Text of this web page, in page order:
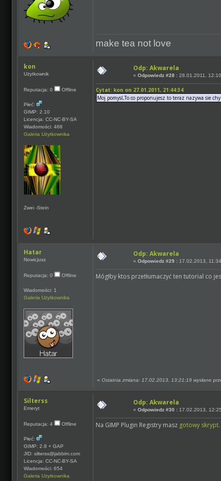
make tea not love
kon
Użytkownik
Reputacja: 0 Offline
Płeć:
GIMP: 2.10
Licencja: CC-NC-BY-SA
Wiadomości: 468
Galeria Użytkownika
Zwei -Stein
Odp: Akwarela
«Odpowiedz #28 : 28.01.2011,
Cytat: kon on 27.01.2011, 21:44:34
Moj pomysl,To co proponujesz to teraz nazywa sie
Hatar
Nowicjusz
Reputacja: 0 Offline
Wiadomości: 1
Galeria Użytkownika
Odp: Akwarela
«Odpowiedz #29 : 17.02.2013,
Mógłby ktos przetłumaczyć ten tutorial co
«Ostatnia zmiana: 17.02.2013, 13:21:19 wysłane
Silterss
Emeryt
Reputacja: 4 Offline
Płeć:
GIMP: 2.8 + GAP
JID: silterss@jabbim.com
Licencja: CC-NC-BY-SA
Wiadomości: 654
Galeria Użytkownika
Odp: Akwarela
«Odpowiedz #30 : 17.02.2013,
Na GIMP Plugin Registry masz gotowy skrypt.